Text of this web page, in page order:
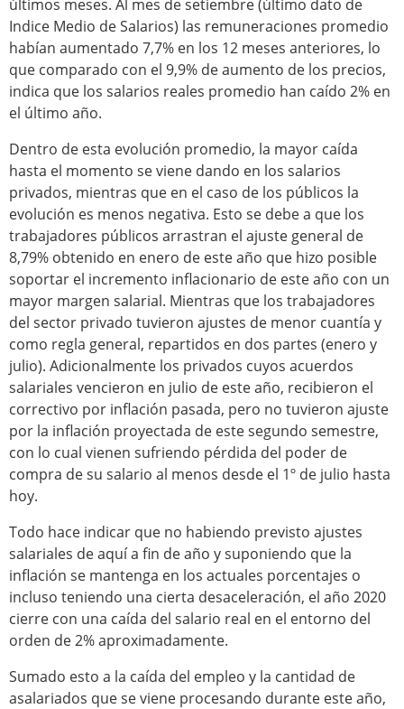
últimos meses. Al mes de setiembre (último dato de
Indice Medio de Salarios) las remuneraciones promedio
habían aumentado 7,7% en los 12 meses anteriores, lo
que comparado con el 9,9% de aumento de los precios,
indica que los salarios reales promedio han caído 2% en
el último año.
Dentro de esta evolución promedio, la mayor caída
hasta el momento se viene dando en los salarios
privados, mientras que en el caso de los públicos la
evolución es menos negativa. Esto se debe a que los
trabajadores públicos arrastran el ajuste general de
8,79% obtenido en enero de este año que hizo posible
soportar el incremento inflacionario de este año con un
mayor margen salarial. Mientras que los trabajadores
del sector privado tuvieron ajustes de menor cuantía y
como regla general, repartidos en dos partes (enero y
julio). Adicionalmente los privados cuyos acuerdos
salariales vencieron en julio de este año, recibieron el
correctivo por inflación pasada, pero no tuvieron ajuste
por la inflación proyectada de este segundo semestre,
con lo cual vienen sufriendo pérdida del poder de
compra de su salario al menos desde el 1º de julio hasta
hoy.
Todo hace indicar que no habiendo previsto ajustes
salariales de aquí a fin de año y suponiendo que la
inflación se mantenga en los actuales porcentajes o
incluso teniendo una cierta desaceleración, el año 2020
cierre con una caída del salario real en el entorno del
orden de 2% aproximadamente.
Sumado esto a la caída del empleo y la cantidad de
asalariados que se viene procesando durante este año,